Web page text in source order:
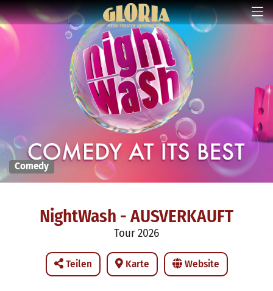
Comedy
NightWash - AUSVERKAUFT
Tour 2026
Teilen Karte Website